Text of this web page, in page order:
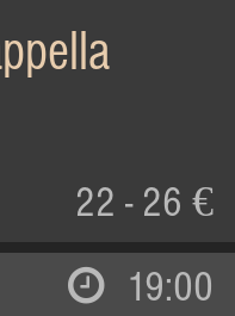
22 - 26 €
19:00